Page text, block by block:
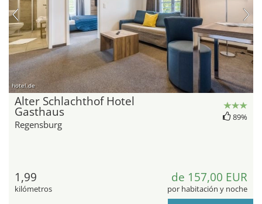
hotel.de
Alter Schlachthof Hotel
Gasthaus
Regensburg
89%
1,99
kilómetros
de 157,00 EUR
por habitación y noche